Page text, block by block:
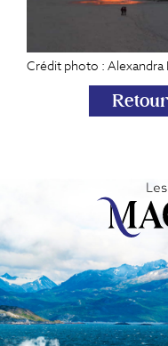
Crédit photo : Alexandra